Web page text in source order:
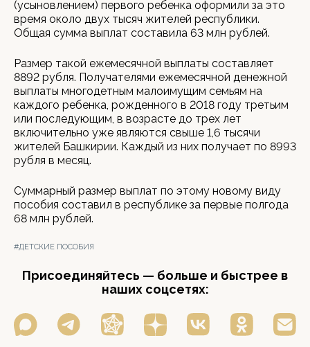
(усыновлением) первого ребенка оформили за это
время около двух тысяч жителей республики.
Общая сумма выплат составила 63 млн рублей.
Размер такой ежемесячной выплаты составляет
8892 рубля. Получателями ежемесячной денежной
выплаты многодетным малоимущим семьям на
каждого ребенка, рожденного в 2018 году третьим
или последующим, в возрасте до трех лет
включительно уже являются свыше 1,6 тысячи
жителей Башкирии. Каждый из них получает по 8993
рубля в месяц.
Суммарный размер выплат по этому новому виду
пособия составил в республике за первые полгода
68 млн рублей.
#ДЕТСКИЕ ПОСОБИЯ
Присоединяйтесь — больше и быстрее в
наших соцсетях: